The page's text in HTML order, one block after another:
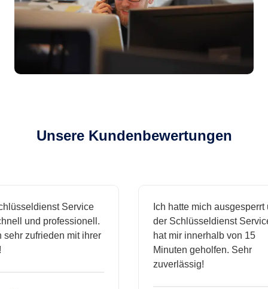
Unsere Kundenbewertungen
Service
und professionell.
zufrieden mit ihrer
Ich hatte mich ausgesperrt und
der Schlüsseldienst Service
hat mir innerhalb von 15
Minuten geholfen. Sehr
zuverlässig!